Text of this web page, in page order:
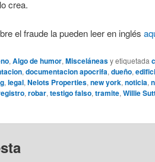
crea.
el fraude la pueden leer en inglés
, Algo de humor, Misceláneasy etiquetada
, documentacion apocrifa, dueño,
, legal, Nelots Properties, new york, noticia,
, robar, testigo falso, tramite, Willie